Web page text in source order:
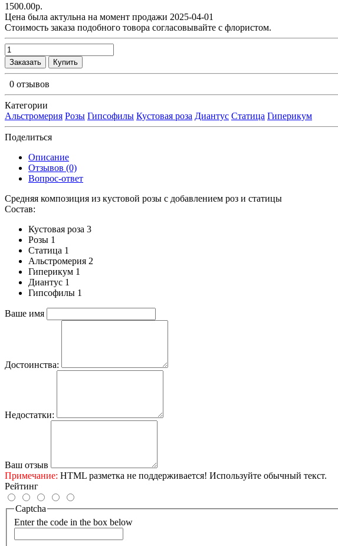
1500.00р.
Цена была актульна на момент продажи 2025-04-01
Cтоимость заказа подобного товора согласовывайте с флористом.
Заказать Купить
0 отзывов
Категории
Альстромерия Розы Гипсофилы Кустовая роза Диантус Статица Гиперикум
Поделиться
Описание
Отзывов (0)
Вопрос-ответ
Средняя композиция из кустовой розы c добавлением роз и статицы
Состав:
Кустовая роза 3
Розы 1
Статица 1
Альстромерия 2
Гиперикум 1
Диантус 1
Гипсофилы 1
Ваше имя
Достоинства:
Недостатки:
Ваш отзыв
Примечание: HTML разметка не поддерживается! Используйте обычный текст.
Рейтинг
Captcha
Enter the code in the box below